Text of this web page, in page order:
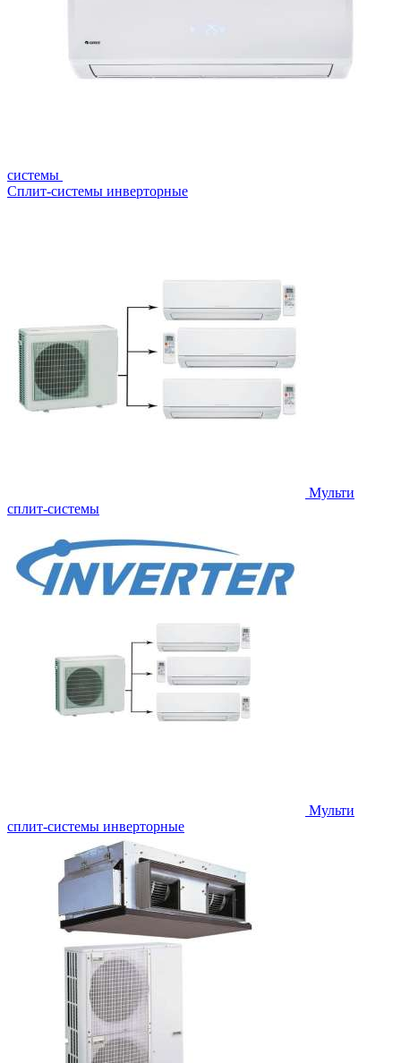
системы
Сплит-системы инверторные
Мульти
сплит-системы
Мульти
сплит-системы инверторные